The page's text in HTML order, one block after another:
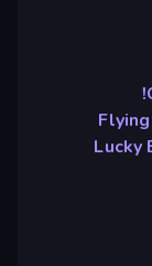
Lucky